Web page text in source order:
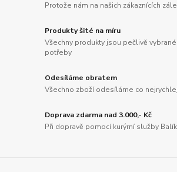
Protože nám na našich zákaznících
Produkty šité na míru
Všechny produkty jsou pečlivě
potřeby
Odesíláme obratem
Všechno zboží odesíláme co
Doprava zdarma nad 3.000,- Kč
Při dopravě pomocí kurýrní služby